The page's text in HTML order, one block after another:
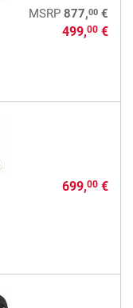
MSRP 877,00€
499,00€
699,00€